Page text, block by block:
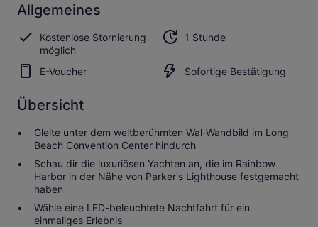
8.08.0 von 10
Sehr
Alle 21
Bewertungen
anzeigen
Allgemeines
Kostenlose Stornierung
möglich
1 Stunde
E-Voucher Sofortige Bestätigung
Übersicht
Gleite unter dem weltberühmten Wal-Wandbild im Long
Beach Convention Center hindurch
Schau dir die luxuriösen Yachten an, die im Rainbow
Harbor in der Nähe von Parker's Lighthouse festgemacht
haben
Wähle eine LED-beleuchtete Nachtfahrt für ein
einmaliges Erlebnis